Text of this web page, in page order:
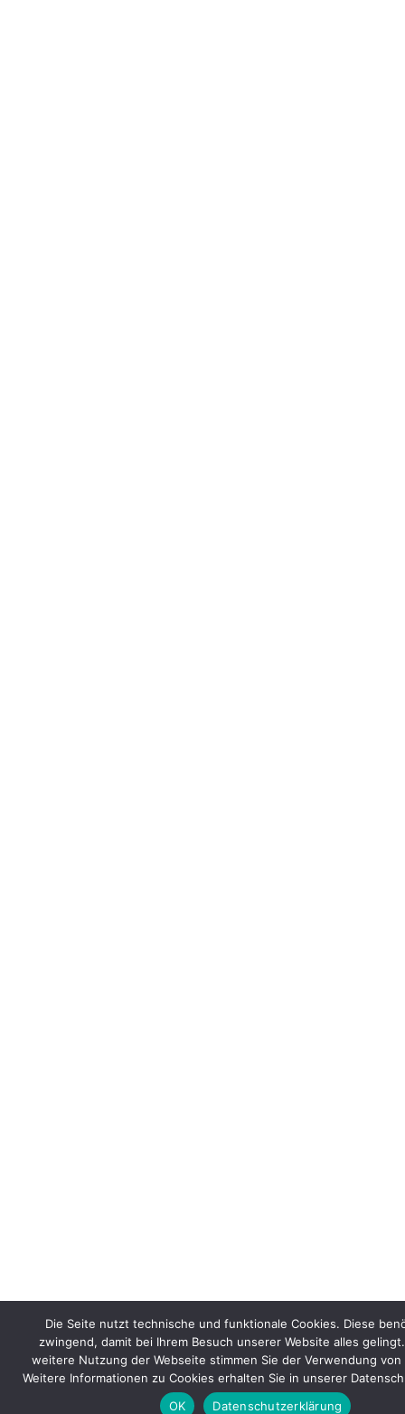
Die Seite nutzt technische und funktionale Cookies. Diese
zwingend, damit bei Ihrem Besuch unserer Website alles
weitere Nutzung der Webseite stimmen Sie der Verwendung von
Weitere Informationen zu Cookies erhalten Sie in unserer
OK
Datenschutzerklärung